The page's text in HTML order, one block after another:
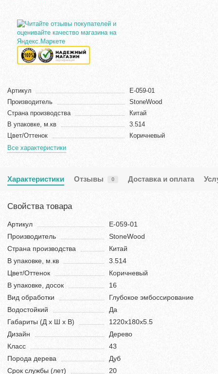
Артикул
E-059-01
Производитель
StoneWood
Страна производства
Китай
В упаковке, м.кв
3.514
Цвет/Оттенок
Коричневый
Все характеристики
Характеристики Отзывы 0 Доставка и оплата
Свойства товара
Артикул
E-059-01
Производитель
StoneWood
Страна производства
Китай
В упаковке, м.кв
3.514
Цвет/Оттенок
Коричневый
В упаковке, досок
16
Вид обработки
Глубокое эмбоссирование
Водостойкий
Да
Габариты (Д х Ш х В)
1220х180х5.5
Дизайн
Дерево
Класс
43
Порода дерева
Дуб
Срок службы (лет)
20